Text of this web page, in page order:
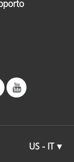
US - IT